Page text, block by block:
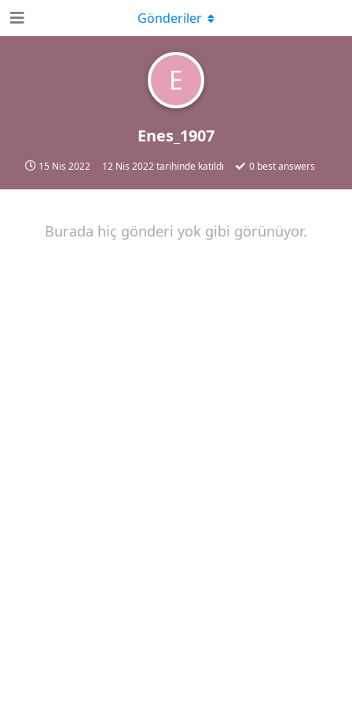
E
Enes_1907
15 Nis 2022 12 Nis 2022tarihinde katıldı 0 best answers
Gönderiler
Burada hiç gönderi yok gibi görünüyor.